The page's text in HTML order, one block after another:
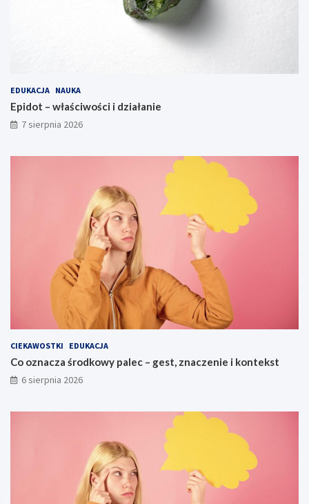
EDUKACJA NAUKA
Epidot – właściwości i działanie
7 sierpnia 2026
CIEKAWOSTKI EDUKACJA
Co oznacza środkowy palec – gest, znaczenie i kontekst
6 sierpnia 2026